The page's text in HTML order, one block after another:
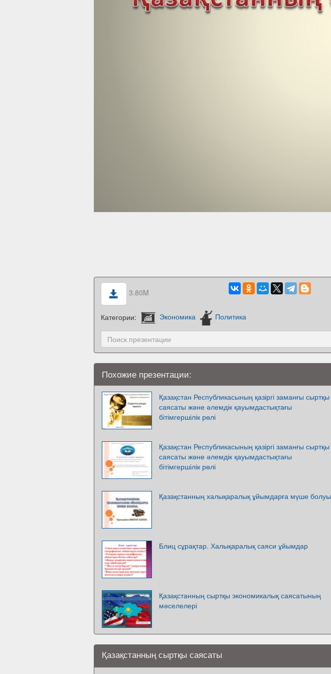
3.80M
Категории: Экономика Политика
Похожие презентации:
Қазақстан Республикасының қазіргі заманғы сыртқы
саясаты және әлемдік қауымдастықтағы
бітімгершілік рөлі
Қазақстан Республикасының қазіргі заманғы сыртқы
саясаты және әлемдік қауымдастықтағы
бітімгершілік рөлі
Қазақстанның халықаралық ұйымдарға мүше болуы
Блиц сұрақтар. Халықаралық саяси ұйымдар
Қазақстанның сыртқы экономикалық саясатының
мәселелері
Қазақстанның сыртқы саясаты